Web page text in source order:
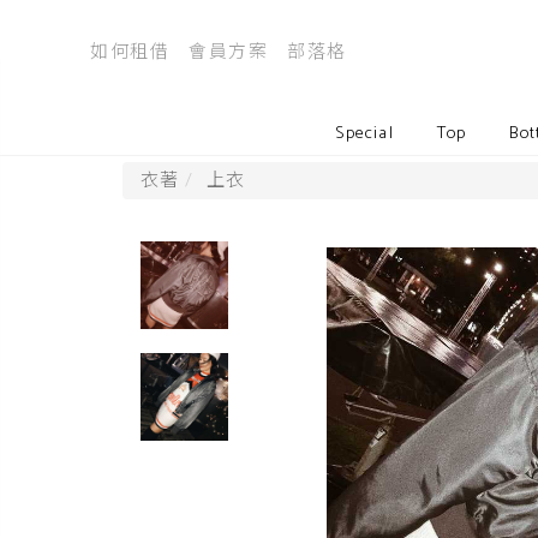
如何租借 會員方案 部落格
Special Top
衣著 上衣